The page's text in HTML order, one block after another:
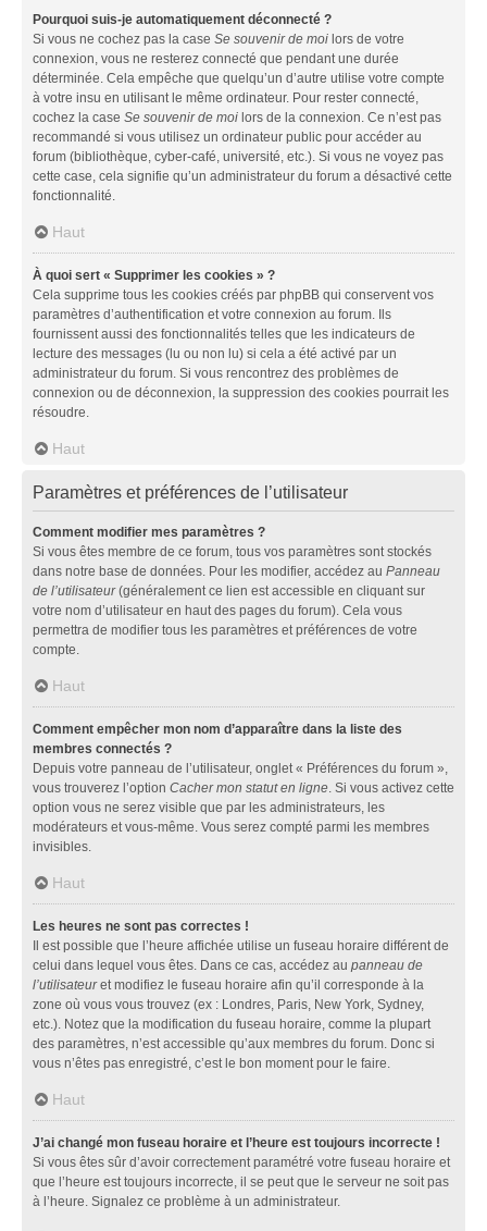
Pourquoi suis-je automatiquement déconnecté ?
Si vous ne cochez pas la case Se souvenir de moi lors de votre
connexion, vous ne resterez connecté que pendant une durée
déterminée. Cela empêche que quelqu’un d’autre utilise votre compte
à votre insu en utilisant le même ordinateur. Pour rester connecté,
cochez la case Se souvenir de moi lors de la connexion. Ce n’est pas
recommandé si vous utilisez un ordinateur public pour accéder au
forum (bibliothèque, cyber-café, université, etc.). Si vous ne voyez pas
cette case, cela signifie qu’un administrateur du forum a désactivé cette
fonctionnalité.
Haut
À quoi sert « Supprimer les cookies » ?
Cela supprime tous les cookies créés par phpBB qui conservent vos
paramètres d’authentification et votre connexion au forum. Ils
fournissent aussi des fonctionnalités telles que les indicateurs de
lecture des messages (lu ou non lu) si cela a été activé par un
administrateur du forum. Si vous rencontrez des problèmes de
connexion ou de déconnexion, la suppression des cookies pourrait les
résoudre.
Haut
Paramètres et préférences de l’utilisateur
Comment modifier mes paramètres ?
Si vous êtes membre de ce forum, tous vos paramètres sont stockés
dans notre base de données. Pour les modifier, accédez au Panneau
de l’utilisateur(généralement ce lien est accessible en cliquant sur
votre nom d’utilisateur en haut des pages du forum). Cela vous
permettra de modifier tous les paramètres et préférences de votre
compte.
Haut
Comment empêcher mon nom d’apparaître dans la liste des
membres connectés ?
Depuis votre panneau de l’utilisateur, onglet « Préférences du forum »,
vous trouverez l’option Cacher mon statut en ligne. Si vous activez cette
option vous ne serez visible que par les administrateurs, les
modérateurs et vous-même. Vous serez compté parmi les membres
invisibles.
Haut
Les heures ne sont pas correctes !
Il est possible que l’heure affichée utilise un fuseau horaire différent de
celui dans lequel vous êtes. Dans ce cas, accédez au panneau de
l’utilisateuret modifiez le fuseau horaire afin qu’il corresponde à la
zone où vous vous trouvez (ex : Londres, Paris, New York, Sydney,
etc.). Notez que la modification du fuseau horaire, comme la plupart
des paramètres, n’est accessible qu’aux membres du forum. Donc si
vous n’êtes pas enregistré, c’est le bon moment pour le faire.
Haut
J’ai changé mon fuseau horaire et l’heure est toujours incorrecte !
Si vous êtes sûr d’avoir correctement paramétré votre fuseau horaire et
que l’heure est toujours incorrecte, il se peut que le serveur ne soit pas
à l’heure. Signalez ce problème à un administrateur.